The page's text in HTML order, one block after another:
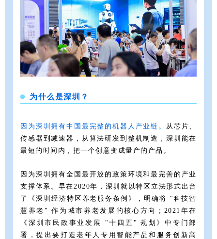
为什么是深圳？
因为深圳拥有中国最完整的机器人产业链。
从芯片、
传感器到减速器，从算法研发到整机制造，深圳能在
最短的时间内，把一个创意变成量产的产品。
因为深圳拥有全国最开放的政策环境和最完善的产业
支撑体系。早在2020年，深圳就以特区立法形式出台
了《深圳经济特区养老服务条例》，明确将 "科技智
慧养老" 作为城市养老发展的核心方向；2021年在
《深圳市民政事业发展 "十四五" 规划》中专门部
署，提出要打造老年人专用智能产品和服务创新高